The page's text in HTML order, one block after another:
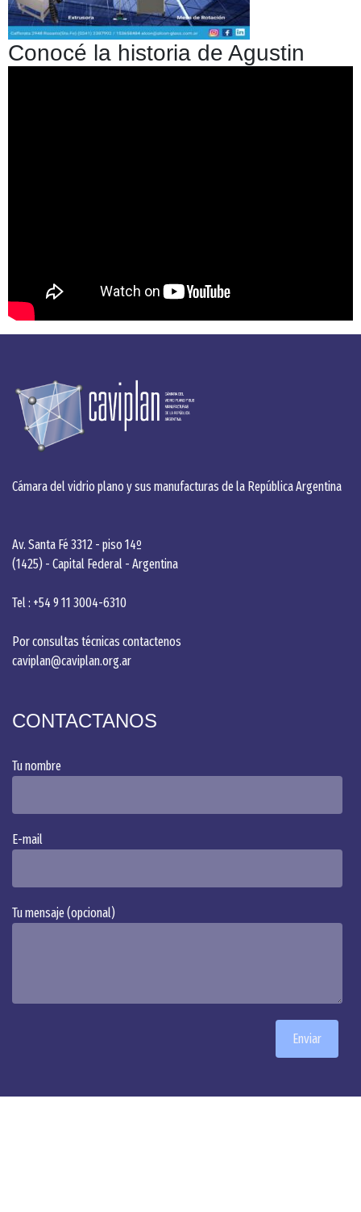
Conocé la historia de Agustin
Cámara del vidrio plano y sus manufacturas de la República Argentina
Av. Santa Fé 3312 - piso 14º
(1425) - Capital Federal - Argentina
Tel : +54 9 11 3004-6310
Por consultas técnicas contactenos
caviplan@caviplan.org.ar
CONTACTANOS
Tu nombre
E-mail
Tu mensaje (opcional)
Alternative: